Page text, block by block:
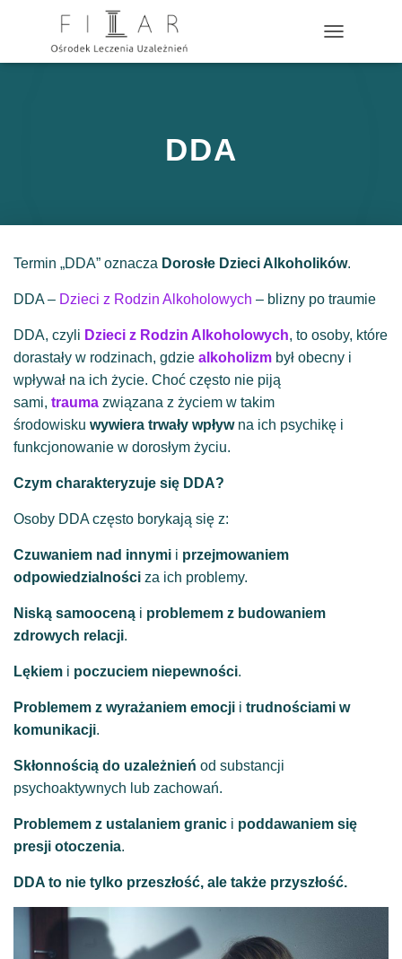
R
A
J
DDA
Termin „DDA” oznacza Dorosłe Dzieci Alkoholików.
DDA – Dzieci z Rodzin Alkoholowych – blizny po traumie
DDA, czyli Dzieci z Rodzin Alkoholowych, to osoby, które
dorastały w rodzinach, gdzie alkoholizm był obecny i
wpływał na ich życie. Choć często nie piją
sami, trauma związana z życiem w takim
środowisku wywiera trwały wpływna ich psychikę i
funkcjonowanie w dorosłym życiu.
Czym charakteryzuje się DDA?
Osoby DDA często borykają się z:
Czuwaniem nad innymi i przejmowaniem
odpowiedzialności za ich problemy.
Niską samooceną i problemem z budowaniem
zdrowych relacji.
Lękiem i poczuciem niepewności.
Problemem z wyrażaniem emocji i trudnościami w
komunikacji.
Skłonnością do uzależnień od substancji
psychoaktywnych lub zachowań.
Problemem z ustalaniem granic i poddawaniem się
presji otoczenia.
DDA to nie tylko przeszłość, ale także przyszłość.